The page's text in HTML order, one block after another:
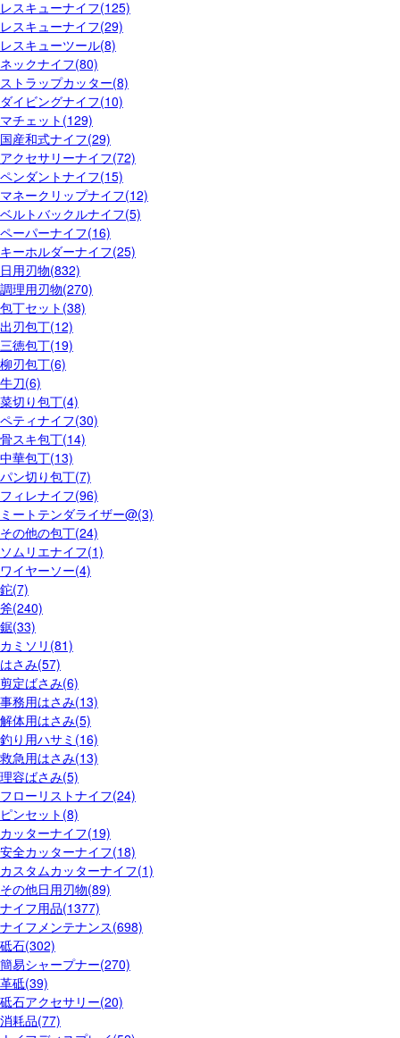
レスキューナイフ(125)
レスキューナイフ(29)
レスキューツール(8)
ネックナイフ(80)
ストラップカッター(8)
ダイビングナイフ(10)
マチェット(129)
国産和式ナイフ(29)
アクセサリーナイフ(72)
ペンダントナイフ(15)
マネークリップナイフ(12)
ベルトバックルナイフ(5)
ペーパーナイフ(16)
キーホルダーナイフ(25)
日用刃物(832)
調理用刃物(270)
包丁セット(38)
出刃包丁(12)
三徳包丁(19)
柳刃包丁(6)
牛刀(6)
菜切り包丁(4)
ペティナイフ(30)
骨スキ包丁(14)
中華包丁(13)
パン切り包丁(7)
フィレナイフ(96)
ミートテンダライザー@(3)
その他の包丁(24)
ソムリエナイフ(1)
ワイヤーソー(4)
鉈(7)
斧(240)
鋸(33)
カミソリ(81)
はさみ(57)
剪定ばさみ(6)
事務用はさみ(13)
解体用はさみ(5)
釣り用ハサミ(16)
救急用はさみ(13)
理容ばさみ(5)
フローリストナイフ(24)
ピンセット(8)
カッターナイフ(19)
安全カッターナイフ(18)
カスタムカッターナイフ(1)
その他日用刃物(89)
ナイフ用品(1377)
ナイフメンテナンス(698)
砥石(302)
簡易シャープナー(270)
革砥(39)
砥石アクセサリー(20)
消耗品(77)